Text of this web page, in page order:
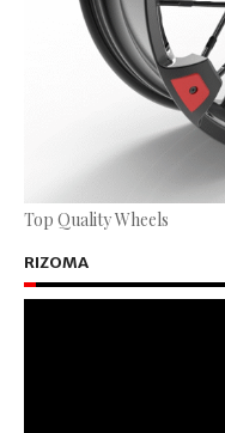
Top Quality Wheels
RIZOMA